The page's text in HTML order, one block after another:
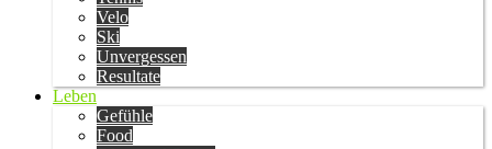
Velo
Ski
Unvergessen
Resultate
Leben
Gefühle
Food